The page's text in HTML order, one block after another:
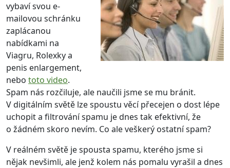
vybaví svou e-
mailovou schránku
zaplácanou
nabídkami na
Viagru, Rolexky a
penis enlargement,
nebo toto video.
Spam nás rozčiluje, ale naučili jsme se mu bránit.
V digitálním světě lze spoustu věcí přecejen o dost lépe
uchopit a filtrování spamu je dnes tak efektivní, že
o žádném skoro nevím. Co ale veškerý ostatní spam?
V reálném světě je spousta spamu, kterého jsme si
nějak nevšimli, ale jenž kolem nás pomalu vyrašil a dnes